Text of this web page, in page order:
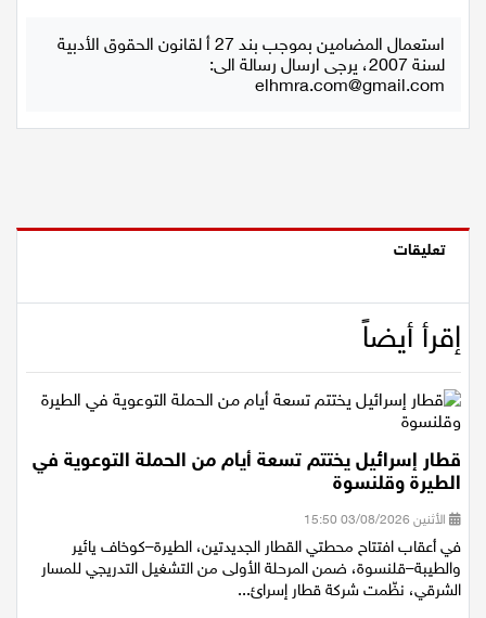
استعمال المضامين بموجب بند 27 أ لقانون الحقوق الأدبية
لسنة 2007، يرجى ارسال رسالة الى:
إقرأ أيضاً
قطار إسرائيل يختتم تسعة أيام من الحملة التوعوية في
الأثنين 03/08/2026 15:50
في أعقاب افتتاح محطتي القطار الجديدتين، الطيرة–كوخاف يائير
والطيبة–قلنسوة، ضمن المرحلة الأولى من التشغيل التدريجي للمسار